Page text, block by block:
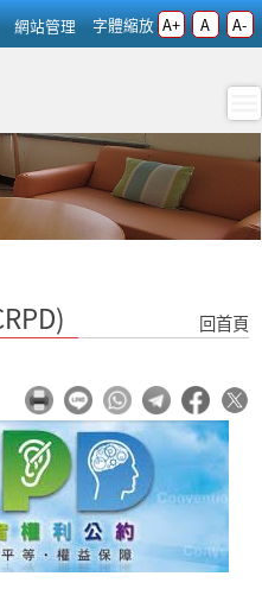
網站管理 字體縮放 A+ A A-
(CRPD) - 輔導
回首頁